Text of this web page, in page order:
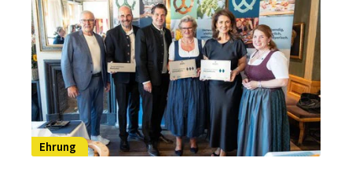
Ehrung